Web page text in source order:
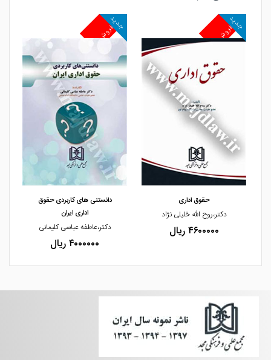
مشاهده و خرید
پرفروش
جدید
مشاهده و خرید
حقوق اداری
دکتر،روح الله خلیلی نژاد
۴۶۰۰۰۰۰ ریال
پرفروش
جدید
دانستنی های کاربردی حقوق
اداری ایران
دکتر،عاطفه عباسی کلیمانی
۴۰۰۰۰۰۰ ریال